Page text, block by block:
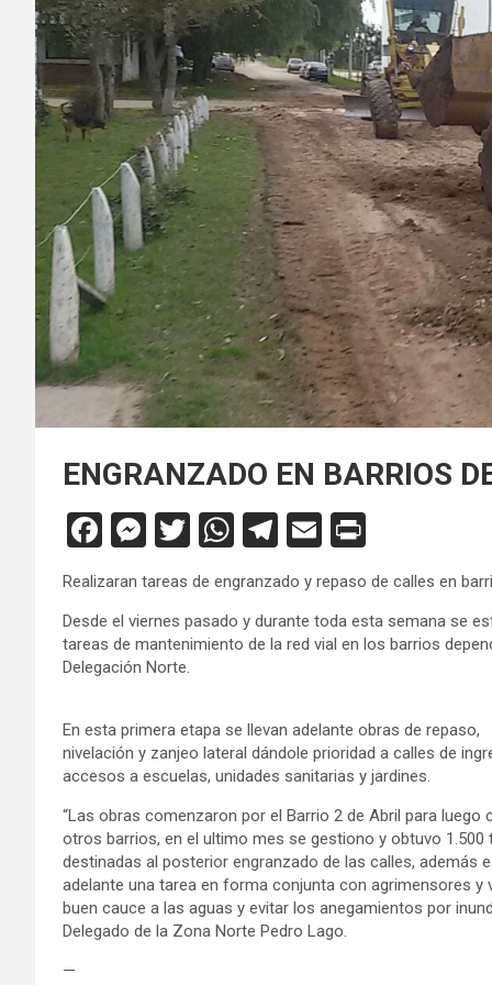
ENGRANZADO EN BARRIOS
F
ce
b
o
k
M
se
n
g
T
wi
tt
er
W
at
s
p
T
el
e
gr
E
ail
in
tF
ri
dl
y
Realizaran tareas de engranzado y repaso de calles en
Desde el viernes pasado y durante toda esta semana se
tareas de mantenimiento de la red vial en los barrios
Delegación Norte.
En esta primera etapa se llevan adelante obras de repaso,
nivelación y zanjeo lateral dándole prioridad a calles de
accesos a escuelas, unidades sanitarias y jardines.
“Las obras comenzaron por el Barrio 2 de Abril para luego
otros barrios, en el ultimo mes se gestiono y obtuvo 1.500
destinadas al posterior engranzado de las calles, además
adelante una tarea en forma conjunta con agrimensores y
buen cauce a las aguas y evitar los anegamientos por
Delegado de la Zona Norte Pedro Lago.
—